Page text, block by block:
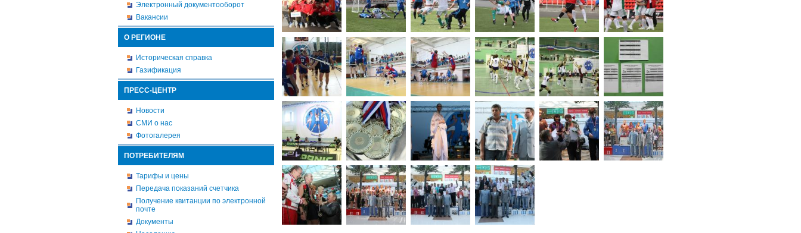
Электронный документооборот
Вакансии
О РЕГИОНЕ
Историческая справка
Газификация
ПРЕСС-ЦЕНТР
Новости
СМИ о нас
Фотогалерея
ПОТРЕБИТЕЛЯМ
Тарифы и цены
Передача показаний счетчика
Получение квитанции по электронной
почте
Документы